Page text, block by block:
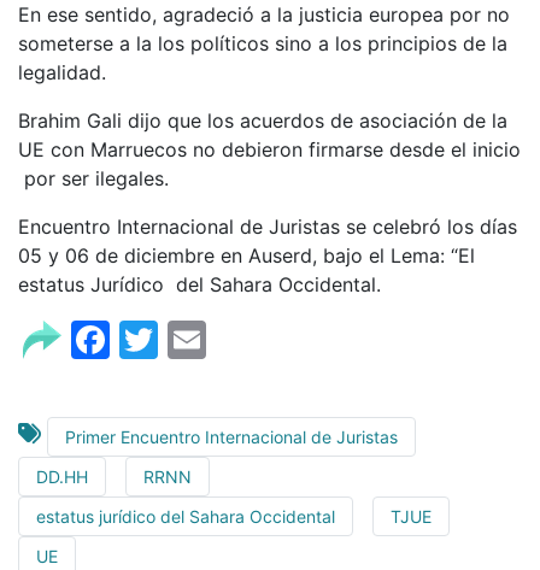
En ese sentido, agradeció a la justicia europea por no
someterse a la los políticos sino a los principios de la
legalidad.
Brahim Gali dijo que los acuerdos de asociación de la
UE con Marruecos no debieron firmarse desde el inicio
por ser ilegales.
Encuentro Internacional de Juristas se celebró los días
05 y 06 de diciembre en Auserd, bajo el Lema: “El
estatus Jurídico del Sahara Occidental.
Facebook
Twitter
Primer Encuentro Internacional de Juristas
DD.HH
RRNN
estatus jurídico del Sahara Occidental
TJUE
UE